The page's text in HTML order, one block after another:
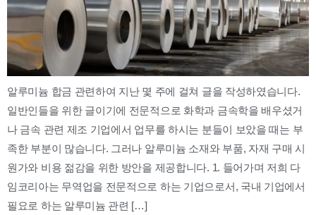
알루미늄 합금 관련하여 지난 몇 주에 걸쳐 글을 작성하였습니다.
일반인들을 위한 글이기에 전문적으로 화학과 금속학을 배우셨거
나 금속 관련 제조 기업에서 업무를 하시는 분들이 보았을 때는 부
족한 부분이 많습니다. 그러나 알루미늄 소재와 부품, 자재 구매 시
원가와 비용 젊감을 위한 방안을 제공합니다. 1. 들어가며 저희 다
임코리아는 무역업을 전문적으로 하는 기업으로서, 국내 기업에서
필요로 하는 알루미늄 관련 […]